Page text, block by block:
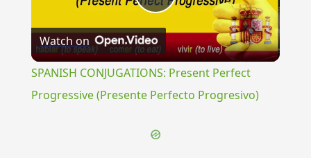
Play
Video
Watch on
SPANISH CONJUGATIONS: Present Perfect
Progressive (Presente Perfecto Progresivo)